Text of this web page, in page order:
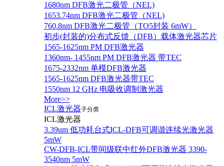
1680nm DFB激光二极管（NEL)
1653.74nm DFB激光二极管（NEL)
760.8nm DFB激光二极管（TO5封装 6mW）
初步(封装的)分布式反馈（DFB）载体激光器芯片
1565-1625nm PM DFB激光器
1360nm- 1455nm PM DFB激光器 带TEC
1675-2332nm 单模DFB激光器
1565-1625nm DFB激光器带TEC
1550nm 12 GHz 电吸收调制激光器
More>>
ICL激光器子分类
ICL激光器
3.39um 低功耗台式ICL-DFB可调谐连续光激光器
5mW
CW-DFB-ICL带间级联中红外DFB激光器 3390-
3540nm 5mW